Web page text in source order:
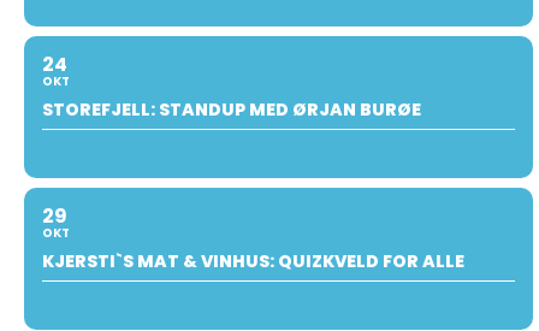
24
OKT
STOREFJELL: STANDUP MED ØRJAN BURØE
29
OKT
KJERSTI`S MAT & VINHUS: QUIZKVELD FOR ALLE